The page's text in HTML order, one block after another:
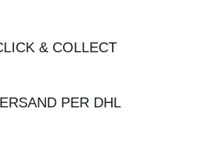
& COLLECT
PER DHL